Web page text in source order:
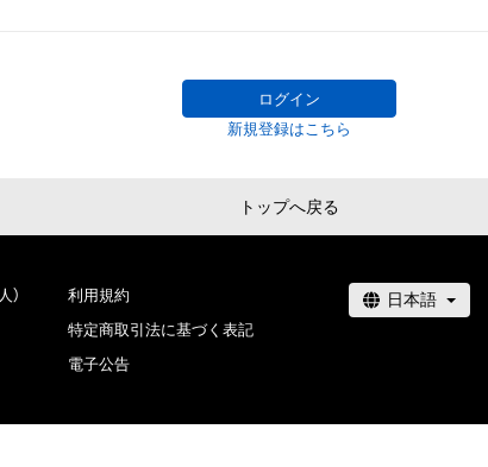
ログイン
新規登録はこちら
トップへ戻る
）
利用規約
特定商取引法に基づく表記
電子公告